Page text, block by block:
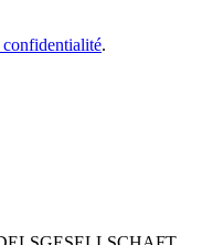
.